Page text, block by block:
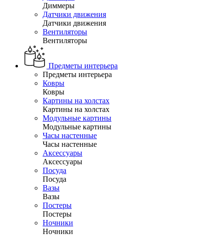
Диммеры
Датчики движения
Датчики движения
Вентиляторы
Вентиляторы
Предметы интерьера
Предметы интерьера
Ковры
Ковры
Картины на холстах
Картины на холстах
Модульные картины
Модульные картины
Часы настенные
Часы настенные
Аксессуары
Аксессуары
Посуда
Посуда
Вазы
Вазы
Постеры
Постеры
Ночники
Ночники